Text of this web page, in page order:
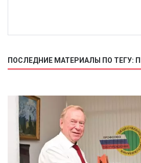
ПОСЛЕДНИЕ МАТЕРИАЛЫ ПО ТЕГУ: